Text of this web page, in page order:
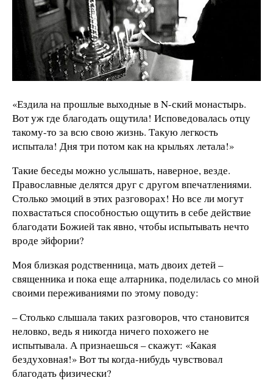
«Ездила на прошлые выходные в N-ский монастырь.
Вот уж где благодать ощутила! Исповедовалась отцу
такому-то за всю свою жизнь. Такую легкость
испытала! Дня три потом как на крыльях летала!»
Такие беседы можно услышать, наверное, везде.
Православные делятся друг с другом впечатлениями.
Столько эмоций в этих разговорах! Но все ли могут
похвастаться способностью ощутить в себе действие
благодати Божией так явно, чтобы испытывать нечто
вроде эйфории?
Моя близкая родственница, мать двоих детей –
священника и пока еще алтарника, поделилась со мной
своими переживаниями по этому поводу:
– Столько слышала таких разговоров, что становится
неловко, ведь я никогда ничего похожего не
испытывала. А признаешься – скажут: «Какая
бездуховная!» Вот ты когда-нибудь чувствовал
благодать физически?